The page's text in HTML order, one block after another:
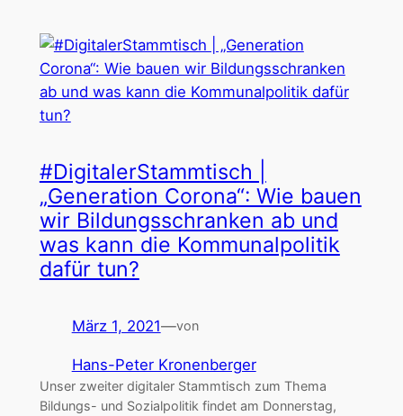
#DigitalerStammtisch |
„Generation Corona“: Wie bauen
wir Bildungsschranken ab und
was kann die Kommunalpolitik
dafür tun?
März 1, 2021—von
Hans-Peter Kronenberger
Unser zweiter digitaler Stammtisch zum Thema
Bildungs- und Sozialpolitik findet am Donnerstag,